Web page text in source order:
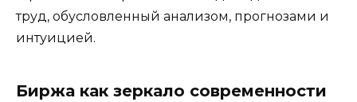
труд, обусловленный анализом, прогнозами и
интуицией.
Биржа как зеркало современности